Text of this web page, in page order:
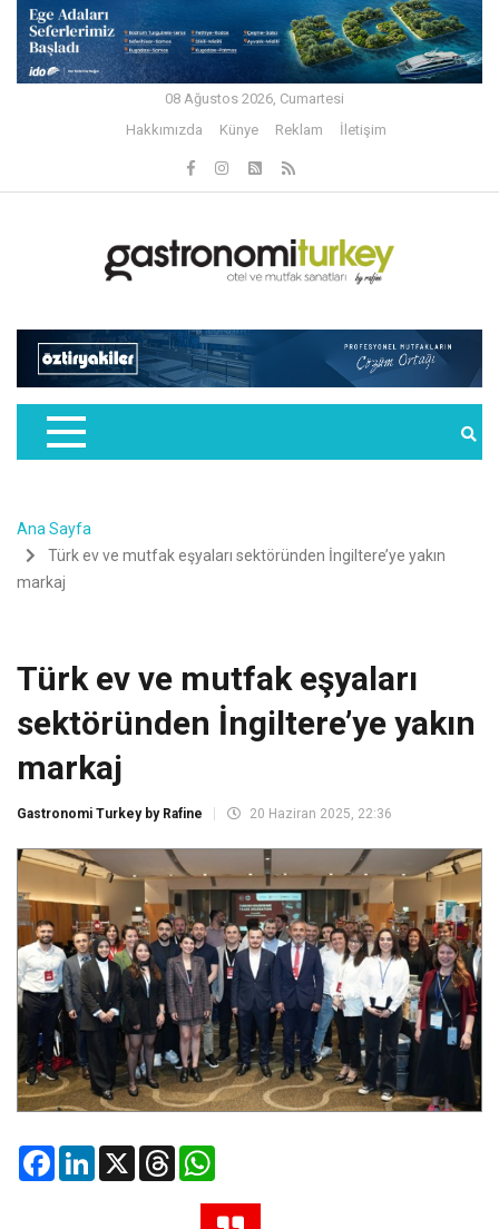
08 Ağustos 2026, Cumartesi
Hakkımızda
Künye Reklam İletişim
Ana Sayfa
Türk ev ve mutfak eşyaları sektöründen İngiltere’ye yakın
markaj
Türk ev ve mutfak eşyaları
sektöründen İngiltere’ye yakın
markaj
Gastronomi Turkey by Rafine 20 Haziran 2025, 22:36
FacebookLinkedIn
X Threads